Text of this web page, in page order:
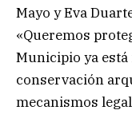
Mayo y Eva
«Queremos
Municipio ya
conservación
mecanismos